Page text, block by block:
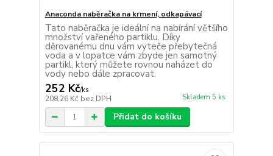
Anaconda naběračka na krmení, odkapávací
Tato naběračka je ideální na nabírání většího
množství vařeného partiklu. Díky
děrovanému dnu vám vyteče přebytečná
voda a v lopatce vám zbyde jen samotný
partikl, který můžete rovnou naházet do
vody nebo dále zpracovat.
252 Kč/ks
208,26 Kč bez DPH Skladem 5 ks
Přidat do košíku